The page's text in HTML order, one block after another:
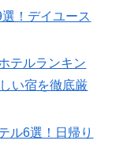
！デイユース
テルランキン
い宿を徹底厳
ル6選！日帰り